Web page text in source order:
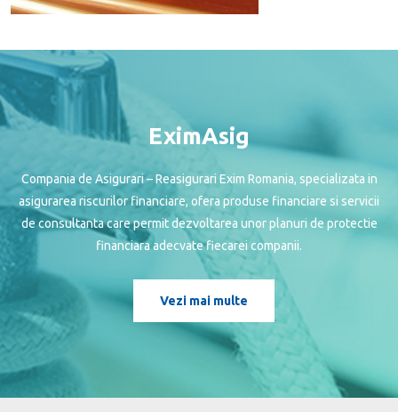
EximAsig
Compania de Asigurari – Reasigurari Exim Romania, specializata in
asigurarea riscurilor financiare, ofera produse financiare si servicii
de consultanta care permit dezvoltarea unor planuri de protectie
financiara adecvate fiecarei companii.
Vezi mai multe